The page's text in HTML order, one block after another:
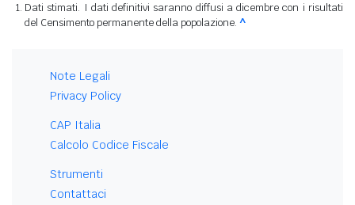
Dati stimati. I dati definitivi saranno diffusi a dicembre con i risultati
del Censimento permanente della popolazione. ^
Note Legali
Privacy Policy
CAP Italia
Calcolo Codice Fiscale
Strumenti
Contattaci